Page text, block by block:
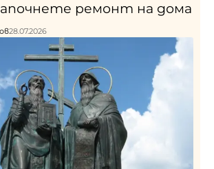
ремонт на дома
28.07.2026